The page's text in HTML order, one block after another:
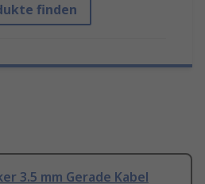
finden
3.5 mm Gerade Kabel